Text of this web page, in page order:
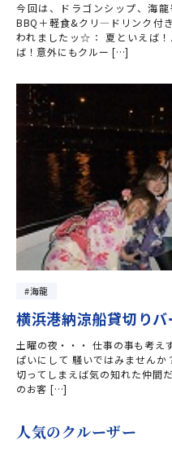
今回は、ドラゴンシップ、海
BBQ＋軽食&クリ―ドリンク付
われましたッ☆： 夏といえば
ば！意外にもクルー […]
海龍
横浜港納涼船貸切り
土曜の夜・・・ 仕事の事も考え
ぱいにして 騒いではみません
切ってしまえば気の知れた仲間
のお客 […]
人気のクルーザー